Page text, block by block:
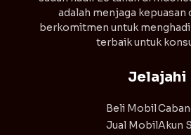
adalah menjaga kepuasan
berkomitmen untuk
terbaik untuk
Jelajahi
Beli Mobil
Jual MobilAkun